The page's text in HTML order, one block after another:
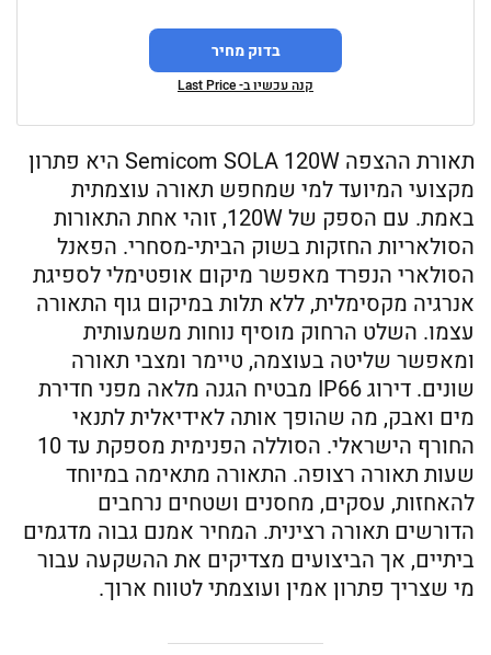
בדוק מחיר
קנה עכשיו ב- Last Price
תאורת ההצפה Semicom SOLA 120W היא פתרון
מקצועי המיועד למי שמחפש תאורה עוצמתית
באמת. עם הספק של 120W, זוהי אחת התאורות
הסולאריות החזקות בשוק הביתי-מסחרי. הפאנל
הסולארי הנפרד מאפשר מיקום אופטימלי לספיגת
אנרגיה מקסימלית, ללא תלות במיקום גוף התאורה
עצמו. השלט הרחוק מוסיף נוחות משמעותית
ומאפשר שליטה בעוצמה, טיימר ומצבי תאורה
שונים. דירוג IP66 מבטיח הגנה מלאה מפני חדירת
מים ואבק, מה שהופך אותה לאידיאלית לתנאי
החורף הישראלי. הסוללה הפנימית מספקת עד 10
שעות תאורה רצופה. התאורה מתאימה במיוחד
להאחזות, עסקים, מחסנים ושטחים נרחבים
הדורשים תאורה רצינית. המחיר אמנם גבוה מדגמים
ביתיים, אך הביצועים מצדיקים את ההשקעה עבור
מי שצריך פתרון אמין ועוצמתי לטווח ארוך.